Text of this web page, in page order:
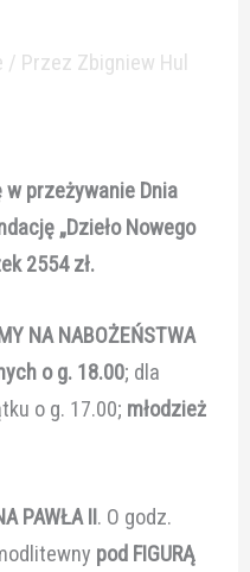
/ Przez Zbigniew Hul
w przeżywanie Dnia
„Dzieło Nowego
2554 zł.
NA NABOŻEŃSTWA
o g. 18.00; dla
o g. 17.00; młodzież
PAWŁA II. O godz.
pod FIGURĄ